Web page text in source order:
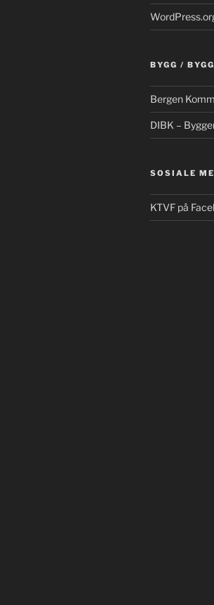
BYGG /
Bergen
DIBK –
SOSIALE
KTVF på